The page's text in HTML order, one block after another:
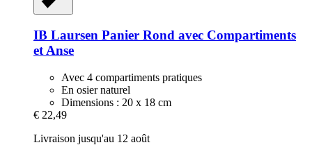
IB Laursen Panier Rond avec Compartiments
et Anse
Avec 4 compartiments pratiques
En osier naturel
Dimensions : 20 x 18 cm
€ 22,49
Livraison jusqu'au 12 août